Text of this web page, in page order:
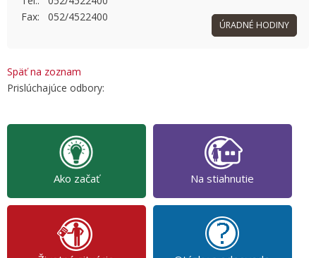
Fax: 052/4522400
ÚRADNÉ HODINY
Späť na zoznam
Prislúchajúce odbory:
Ako začať Na stiahnutie